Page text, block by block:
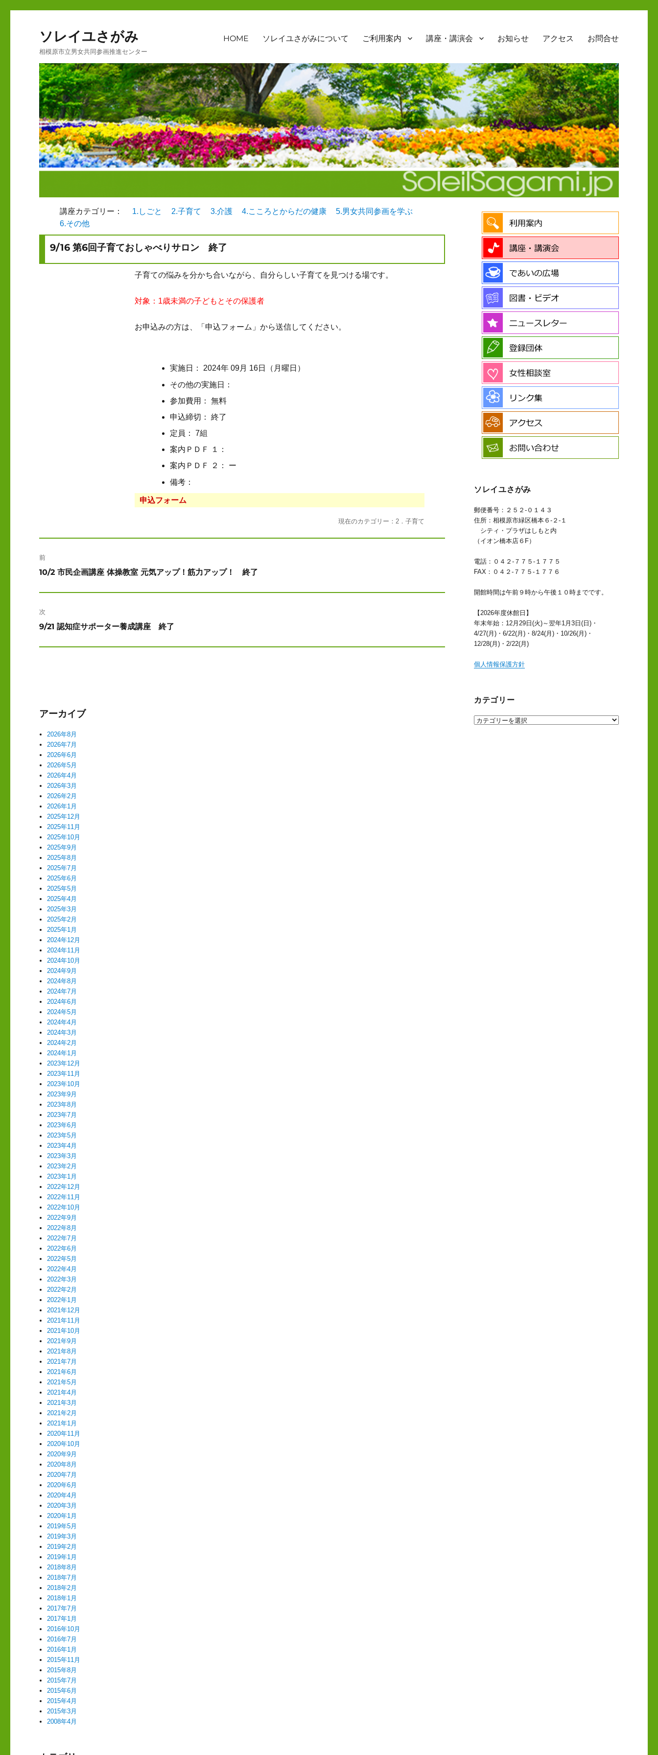
ソレイユさがみ
相模原市立男女共同参画推進センター
HOME ソレイユさがみについて ご利用案内 講座・講演会 お知らせ アクセス お問合せ
講座カテゴリー： 1.しごと 2.子育て 3.介護 4.こころとからだの健康
5.男女共同参画を学ぶ
6.その他
9/16 第6回子育ておしゃべりサロン 終了
子育ての悩みを分かち合いながら、自分らしい子育てを見つける場です。
対象：1歳未満の子どもとその保護者
お申込みの方は、「申込フォーム」から送信してください。
実施日： 2024年 09月 16日（月曜日）
その他の実施日：
参加費用： 無料
申込締切： 終了
定員： 7組
案内ＰＤＦ １：
案内ＰＤＦ ２： ー
備考：
申込フォーム
現在のカテゴリー：2．子育て
稿
ゲ
前
前
稿:
10/2 市民企画講座 体操教室 元気アップ！筋力アップ！ 終了
次
次
9/21 認知症サポーター養成講座 終了
アーカイブ
2026年8月
2026年7月
2026年6月
2026年5月
2026年4月
2026年3月
2026年2月
2026年1月
2025年12月
2025年11月
2025年10月
2025年9月
2025年8月
2025年7月
2025年6月
2025年5月
2025年4月
2025年3月
2025年2月
2025年1月
2024年12月
2024年11月
2024年10月
2024年9月
2024年8月
2024年7月
2024年6月
2024年5月
2024年4月
2024年3月
2024年2月
2024年1月
2023年12月
2023年11月
2023年10月
2023年9月
2023年8月
2023年7月
2023年6月
2023年5月
2023年4月
2023年3月
2023年2月
2023年1月
2022年12月
2022年11月
2022年10月
2022年9月
2022年8月
2022年7月
2022年6月
2022年5月
2022年4月
2022年3月
2022年2月
2022年1月
2021年12月
2021年11月
2021年10月
2021年9月
2021年8月
2021年7月
2021年6月
2021年5月
2021年4月
2021年3月
2021年2月
2021年1月
2020年11月
2020年10月
2020年9月
2020年8月
2020年7月
2020年6月
2020年4月
2020年3月
2020年1月
2019年5月
2019年3月
2019年2月
2019年1月
2018年8月
2018年7月
2018年2月
2018年1月
2017年7月
2017年1月
2016年10月
2016年7月
2016年1月
2015年11月
2015年8月
2015年7月
2015年6月
2015年4月
2015年3月
2008年4月
ソレイユさがみ
郵便番号：２５２-０１４３
住所：相模原市緑区橋本６-２-１
シティ・プラザはしもと内
（イオン橋本店６F）
電話：０４２-７７５-１７７５
FAX：０４２-７７５-１７７６
開館時間は午前９時から午後１０時までです。
【2026年度休館日】
年末年始：12月29日(火)～翌年1月3日(日)・
4/27(月)・6/22(月)・8/24(月)・10/26(月)・
12/28(月)・2/22(月)
個人情報保護方針
カテゴリー
カ